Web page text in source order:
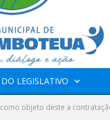
LEGISLATIVO
como objeto deste a